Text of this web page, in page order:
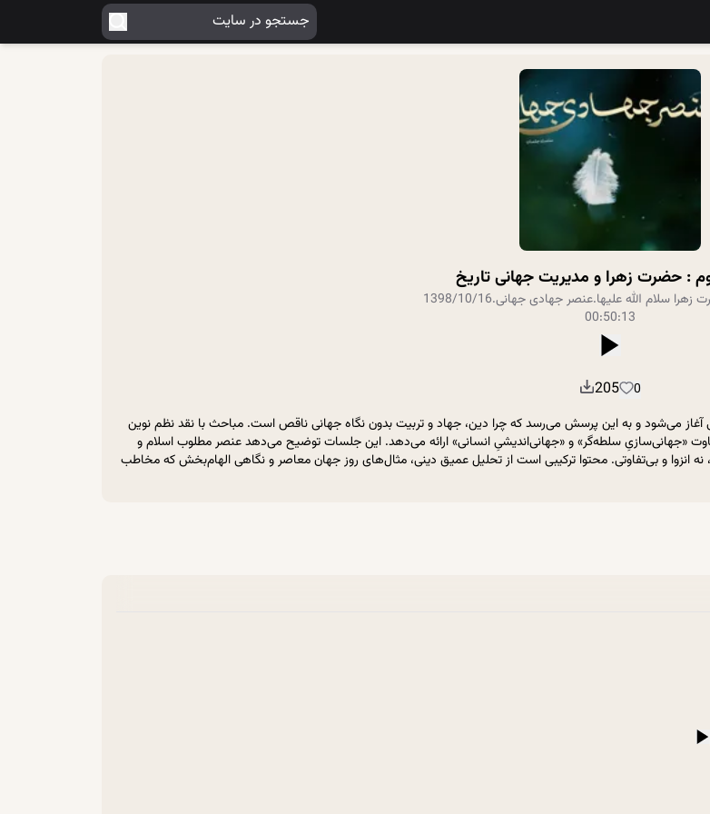
: حضرت زهرا و مدیریت جهانی تاریخ
زهرا سلام الله علیها.عنصر جهادی جهانی.
1398/10/16
00:50:13
0
205
می‌شود و به این پرسش می‌رسد که چرا دین، جهاد و تربیت بدون نگاه جهانی ناقص است. مباحث با نقد نظم نوین
«جهانی‌سازیِ سلطه‌گر» و «جهانی‌اندیشیِ انسانی» ارائه می‌دهد. این جلسات توضیح می‌دهد عنصر مطلوب اسلام و
انزوا و بی‌تفاوتی. محتوا ترکیبی است از تحلیل عمیق دینی، مثال‌های روز جهان معاصر و نگاهی الهام‌بخش که مخاطب